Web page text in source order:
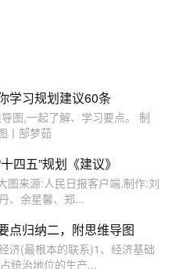
学习规划建议60条
图,一起了解、学习要点。 制
丨郜梦茹
四五”规划《建议》
图来源:人民日报客户端,制作:刘
、余星馨、郑...
点归纳二，附思维导图
济(最根本的联系)1、经济基础
统治地位的生产...